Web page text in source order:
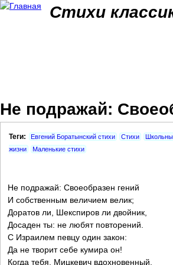
Стихи
Не подражай:
Теги: Евгений Боратынский стихи Стихи
жизни
Маленькие стихи
Не подражай: Своеобразен гений
И собственным величием велик;
Доратов ли, Шекспиров ли двойник,
Досаден ты: не любят повторений.
С Израилем певцу один закон:
Да не творит себе кумира он!
Когда тебя, Мицкевич вдохновенный,